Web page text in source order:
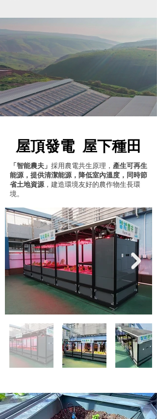
屋頂發電 屋下種田
「智能農夫」 採用農電共生原理， 產生可再生
能源，提供清潔能源，降低室內溫度，同時節
省土地資源 ，建造環境友好的農作物生長環
境。